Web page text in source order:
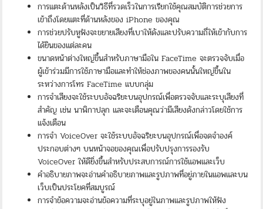
การแตะด้านหลังเป็นวิธีที่รวดเร็วในการเรียกใช้คุณสมบัติการช่วยการ
เข้าถึงโดยแตะที่ด้านหลังของ iPhone ของคุณ
การช่วยปรับหูฟังจะขยายเสียงที่เบาให้ดังและปรับความถี่ให้เข้ากับการ
ได้ยินของแต่ละคน
ขนาดหน้าต่างใหญ่ขึ้นสำหรับภาษามือใน FaceTime จะตรวจจับเมื่อ
ผู้เข้าร่วมมีการใช้ภาษามือและทำให้ช่องภาพของคนนั้นใหญ่ขึ้นใน
ระหว่างการโทร FaceTime แบบกลุ่ม
การจำเสียงจะใช้ระบบอัจฉริยะบนอุปกรณ์เพื่อตรวจจับและระบุเสียงที่
สำคัญ เช่น นาฬิกาปลุก และจะเตือนคุณว่ามีเสียงดังกล่าวโดยใช้การ
แจ้งเตือน
การจำ VoiceOver จะใช้ระบบอัจฉริยะบนอุปกรณ์เพื่อจดจำองค์
ประกอบต่างๆ บนหน้าจอของคุณเพื่อปรับปรุงการรองรับ
VoiceOver ให้ดียิ่งขึ้นสำหรับประสบการณ์การใช้แอพและเว็บ
คำอธิบายภาพจะอ่านคำอธิบายภาพและรูปภาพที่อยู่ภายในแอพและบน
เว็บเป็นประโยคที่สมบูรณ์
การจำข้อความจะอ่านข้อความที่ระบุอยู่ในภาพและรูปภาพให้ฟัง